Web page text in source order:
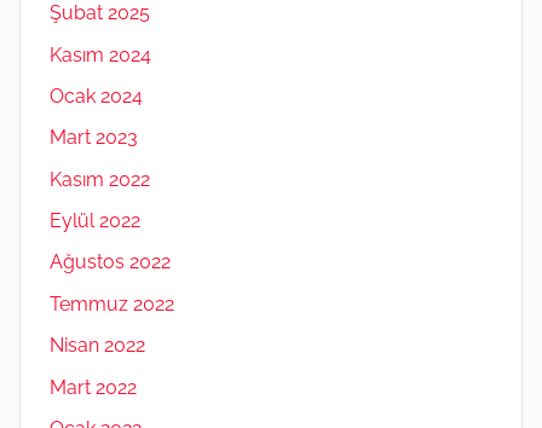
Şubat 2025
Kasım 2024
Ocak 2024
Mart 2023
Kasım 2022
Eylül 2022
Ağustos 2022
Temmuz 2022
Nisan 2022
Mart 2022